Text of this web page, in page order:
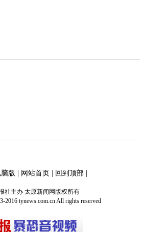
版 | 网站首页| 回到顶部|
社主办 太原新闻网版权所有
2016 tynews.com.cn All rights reserved